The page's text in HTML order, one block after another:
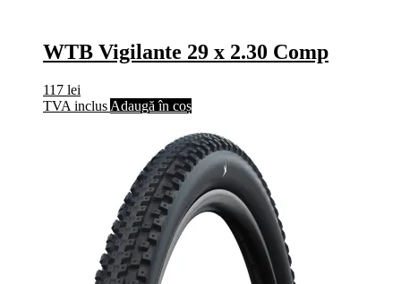
WTB Vigilante 29 x 2.30 Comp
117 lei
TVA inclus Adaugă în coș